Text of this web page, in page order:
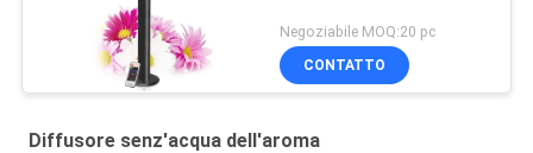
Negoziabile MOQ:20 pc
CONTATTO
Diffusore senz'acqua dell'aroma